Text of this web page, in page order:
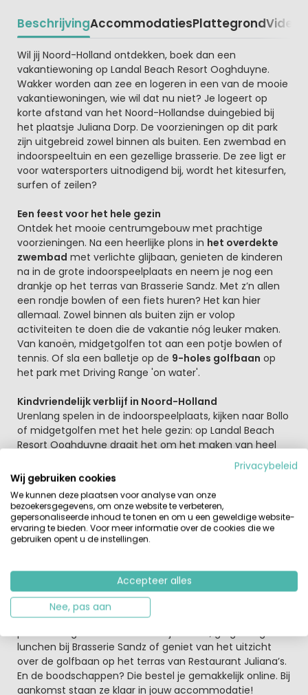
BeschrijvingAccommodatiesPlattegrondVideo
Beschrijving
Wil jij Noord-Holland ontdekken, boek dan een
vakantiewoning op Landal Beach Resort Ooghduyne.
Wakker worden aan zee en logeren in een van de mooie
vakantiewoningen, wie wil dat nu niet? Je logeert op
korte afstand van het Noord-Hollandse duingebied bij
het plaatsje Juliana Dorp. De voorzieningen op dit park
zijn uitgebreid zowel binnen als buiten. Een zwembad en
indoorspeeltuin en een gezellige brasserie. De zee ligt er
voor watersporters uitnodigend bij, wordt het kitesurfen,
surfen of zeilen?
Een feest voor het hele gezin
Ontdek het mooie centrumgebouw met prachtige
voorzieningen. Na een heerlijke plons in het overdekte
zwembad met verlichte glijbaan, genieten de kinderen
na in de grote indoorspeelplaats en neem je nog een
drankje op het terras van Brasserie Sandz. Met z’n allen
een rondje bowlen of een fiets huren? Het kan hier
allemaal. Zowel binnen als buiten zijn er volop
activiteiten te doen die de vakantie nóg leuker maken.
Van kanoën, midgetgolfen tot aan een potje bowlen of
tennis. Of sla een balletje op de 9-holes golfbaan op
het park met Driving Range 'on water'.
Kindvriendelijk verblijf in Noord-Holland
Urenlang spelen in de indoorspeelplaats, kijken naar Bollo
of midgetgolfen met het hele gezin: op Landal Beach
Resort Ooghduyne draait het om het maken van heel
veel plezier. Met alle leuke spelletjes, activiteiten en
speeltoestellen op het park zijn de kinderen de hele dag
bezig.
Landal Beach Resort Ooghduyne beschikt over een 9-
holes golfbaan met A-status, een echt pareltje voor de
gevorderde golfers! Maar ook de beginners zijn hier van
een leuke manier kennis maken met alle facetten van
de golfsport. Ook beschikt dit golfpark over een par 3
familiebaan. Het hele gezin dus op de golfbaan. Voor alle
maaltijden, snacks en drankjes kun je terecht op het
lunchen bij Brasserie Sandz of geniet van het uitzicht
over de golfbaan op het terras van Restaurant Juliana’s.
En de boodschappen? Die bestel je gemakkelijk online. Bij
aankomst staan ze klaar in jouw accommodatie!
Privacybeleid
Wij gebruiken cookies
We kunnen deze plaatsen voor analyse van onze
bezoekersgegevens, om onze website te verbeteren,
gepersonaliseerde inhoud te tonen en om u een geweldige website-
ervaring te bieden. Voor meer informatie over de cookies die we
gebruiken opent u de instellingen.
Accepteer alles
Nee, pas aan